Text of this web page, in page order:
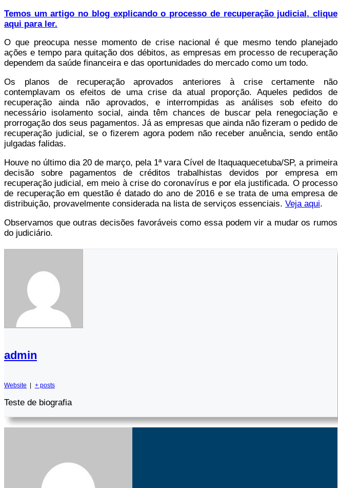
Temos um artigo no blog explicando o processo de recuperação judicial, clique
aqui para ler.
O que preocupa nesse momento de crise nacional é que mesmo tendo planejado
ações e tempo para quitação dos débitos, as empresas em processo de recuperação
dependem da saúde financeira e das oportunidades do mercado como um todo.
Os planos de recuperação aprovados anteriores à crise certamente não
contemplavam os efeitos de uma crise da atual proporção. Aqueles pedidos de
recuperação ainda não aprovados, e interrompidas as análises sob efeito do
necessário isolamento social, ainda têm chances de buscar pela renegociação e
prorrogação dos seus pagamentos. Já as empresas que ainda não fizeram o pedido de
recuperação judicial, se o fizerem agora podem não receber anuência, sendo então
julgadas falidas.
Houve no último dia 20 de março, pela 1ª vara Cível de Itaquaquecetuba/SP, a primeira
decisão sobre pagamentos de créditos trabalhistas devidos por empresa em
recuperação judicial, em meio à crise do coronavírus e por ela justificada. O processo
de recuperação em questão é datado do ano de 2016 e se trata de uma empresa de
distribuição, provavelmente considerada na lista de serviços essenciais. Veja aqui.
Observamos que outras decisões favoráveis como essa podem vir a mudar os rumos
do judiciário.
admin
Website + posts
Teste de biografia